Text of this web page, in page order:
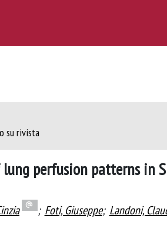
su rivista
perfusion patterns in
; Foti, Giuseppe; Landoni,